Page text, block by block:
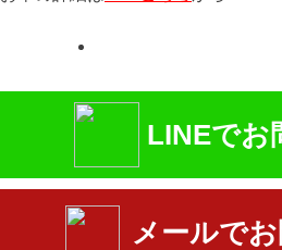
LINEでお
メールで